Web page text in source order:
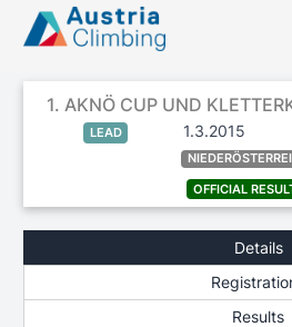
1. AKNÖ CUP UND
LEAD 1.3.2015
OFFICIAL
Details
Results